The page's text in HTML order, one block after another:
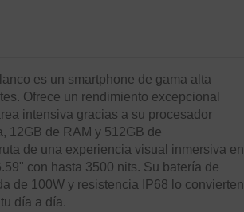
es un smartphone de gama alta
Ofrece un rendimiento excepcional
intensiva gracias a su procesador
12GB de RAM y 512GB de
de una experiencia visual inmersiva en
con hasta 3500 nits. Su batería de
de 100W y resistencia IP68 lo convierten
día a día.